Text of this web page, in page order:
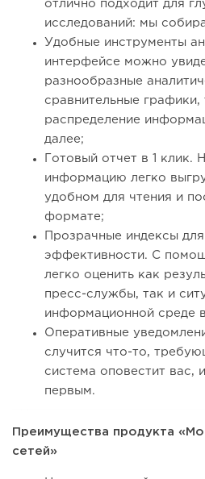
отлично подходит для
исследований: мы
Удобные инструменты
интерфейсе можно
разнообразные
сравнительные графики,
распределение
далее;
Готовый отчет в 1 клик.
информацию легко
удобном для чтения и
формате;
Прозрачные индексы
эффективности. С
легко оценить как
пресс-службы, так и
информационной среде
Оперативные
случится что-то,
система оповестит вас,
первым.
Преимущества продукта
сетей»